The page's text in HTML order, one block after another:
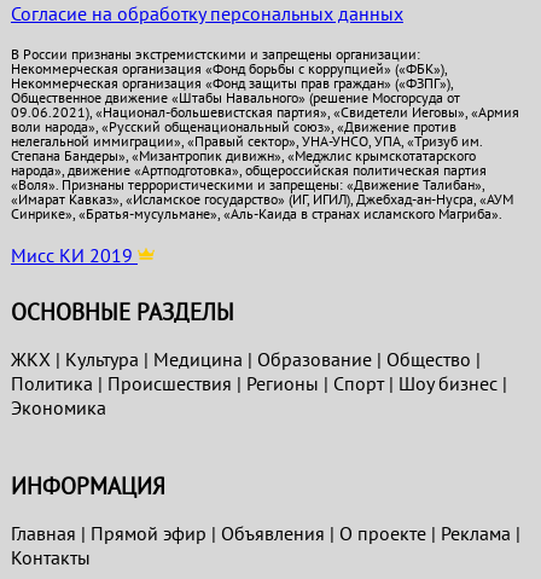
Согласие на обработку персональных данных
В России признаны экстремистскими и запрещены организации:
Некоммерческая организация «Фонд борьбы с коррупцией» («ФБК»),
Некоммерческая организация «Фонд защиты прав граждан» («ФЗПГ»),
Общественное движение «Штабы Навального» (решение Мосгорсуда от
09.06.2021), «Национал-большевистская партия», «Свидетели Иеговы», «Армия
воли народа», «Русский общенациональный союз», «Движение против
нелегальной иммиграции», «Правый сектор», УНА-УНСО, УПА, «Тризуб им.
Степана Бандеры», «Мизантропик дивижн», «Меджлис крымскотатарского
народа», движение «Артподготовка», общероссийская политическая партия
«Воля». Признаны террористическими и запрещены: «Движение Талибан»,
«Имарат Кавказ», «Исламское государство» (ИГ, ИГИЛ), Джебхад-ан-Нусра, «АУМ
Синрике», «Братья-мусульмане», «Аль-Каида в странах исламского Магриба».
Мисс КИ 2019
ОСНОВНЫЕ РАЗДЕЛЫ
ЖКХ| Культура | Медицина | Образование| Общество |
Политика | Проиcшествия | Регионы | Спорт| Шоу бизнес|
Экономика
ИНФОРМАЦИЯ
Главная | Прямой эфир | Объявления | О проекте| Реклама |
Контакты